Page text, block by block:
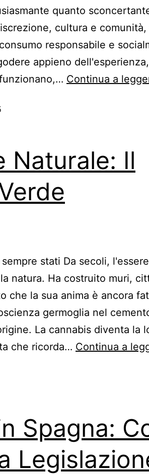
quanto
cultura e comunità,
responsabile e
appieno
Continua a
Naturale: Il
stati Da secoli,
natura. Ha costruito muri,
che la sua anima è ancora
germoglia nel
La cannabis diventa la
che ricorda… Continua a
Spagna: